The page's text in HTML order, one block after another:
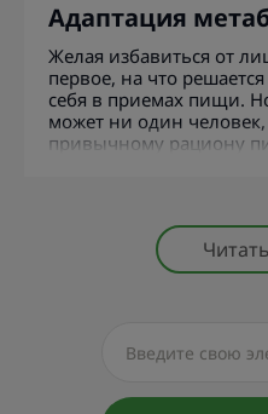
Адаптация
Желая избавиться от
первое, на что
себя в приемах пищи.
может ни один
привычному рациону